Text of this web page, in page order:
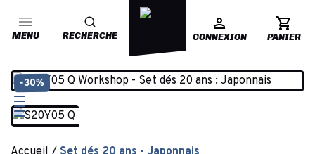
MENU RECHERCHE CONNEXION PANIER
-30%